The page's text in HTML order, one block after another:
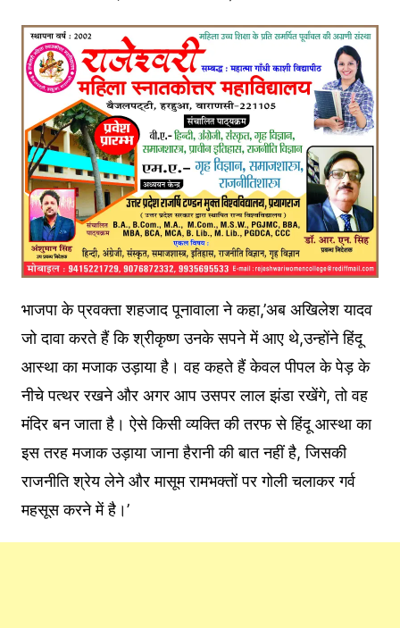
भाजपा के प्रवक्ता शहजाद पूनावाला ने कहा,’अब अखिलेश यादव
जो दावा करते हैं कि श्रीकृष्ण उनके सपने में आए थे,उन्होंने हिंदू
आस्था का मजाक उड़ाया है। वह कहते हैं केवल पीपल के पेड़ के
नीचे पत्थर रखने और अगर आप उसपर लाल झंडा रखेंगे, तो वह
मंदिर बन जाता है। ऐसे किसी व्यक्ति की तरफ से हिंदू आस्था का
इस तरह मजाक उड़ाया जाना हैरानी की बात नहीं है, जिसकी
राजनीति श्रेय लेने और मासूम रामभक्तों पर गोली चलाकर गर्व
महसूस करने में है।’